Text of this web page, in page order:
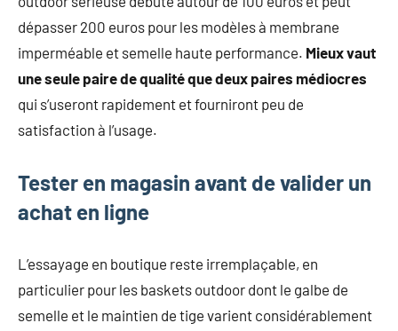
dépasser 200 euros pour les modèles à membrane
imperméable et semelle haute performance. Mieux vaut
une seule paire de qualité que deux paires médiocres
qui s’useront rapidement et fourniront peu de
satisfaction à l’usage.
Tester en magasin avant de valider un
achat en ligne
L’essayage en boutique reste irremplaçable, en
particulier pour les baskets outdoor dont le galbe de
semelle et le maintien de tige varient considérablement